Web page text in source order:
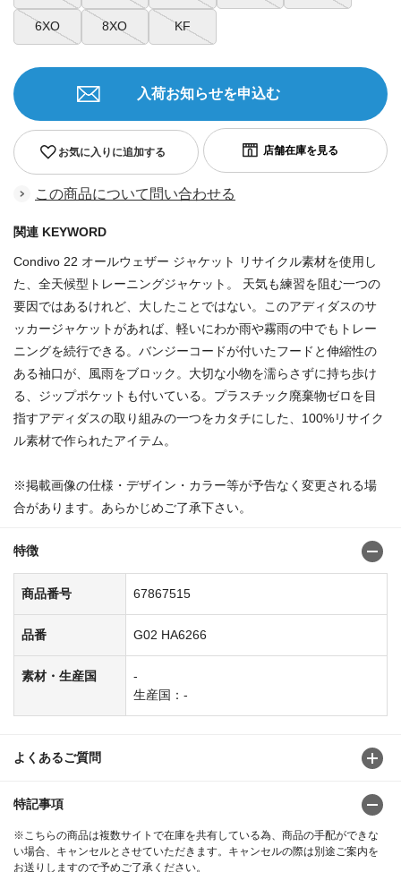
6XO 8XO KF
お気に入りに追加する
入荷お知らせを申込む
この商品について問い合わせる
関連 KEYWORD
Condivo 22 オールウェザー ジャケット リサイクル素材を使用し
た、全天候型トレーニングジャケット。 天気も練習を阻む一つの
要因ではあるけれど、大したことではない。このアディダスのサ
ッカージャケットがあれば、軽いにわか雨や霧雨の中でもトレー
ニングを続行できる。バンジーコードが付いたフードと伸縮性の
ある袖口が、風雨をブロック。大切な小物を濡らさずに持ち歩け
る、ジップポケットも付いている。プラスチック廃棄物ゼロを目
指すアディダスの取り組みの一つをカタチにした、100%リサイク
ル素材で作られたアイテム。
※掲載画像の仕様・デザイン・カラー等が予告なく変更される場
合があります。あらかじめご了承下さい。
特徴
商品番号 67867515
品番 G02 HA6266
素材・生産国
-
生産国：-
よくあるご質問
特記事項
※こちらの商品は複数サイトで在庫を共有している為、商品の手配ができな
い場合、キャンセルとさせていただきます。キャンセルの際は別途ご案内を
お送りしますので予めご了承ください。